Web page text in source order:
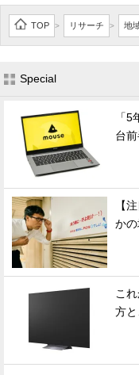
TOP > リサーチ > 地
Special
「
台
【
か
こ
方